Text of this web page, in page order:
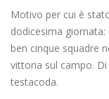
Motivo per cui è
dodicesima
ben cinque squadre
vittoria sul campo.
testacoda.